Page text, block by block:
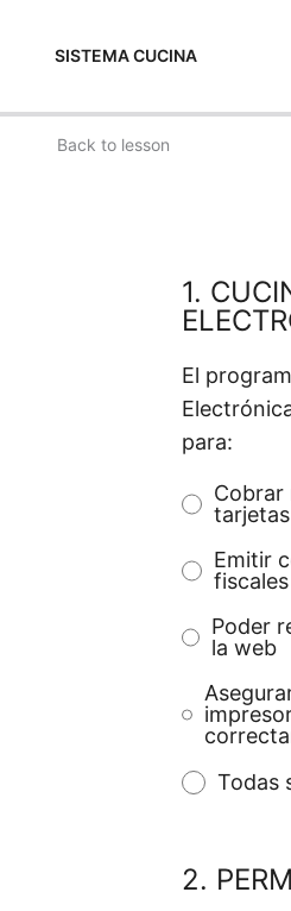
SISTEMA CUCINA
Back to lesson
1.
El
para:
Cobrar
tarjetas
Emitir
fiscales
Poder
la web
Todas
2.